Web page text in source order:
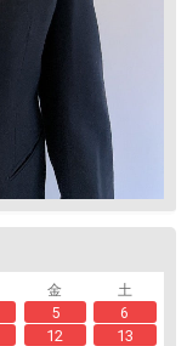
金
土
5
6
12
13